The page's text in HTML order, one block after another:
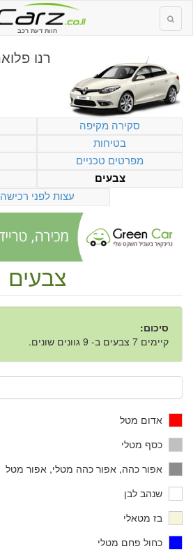
חוות דעת רכב
סקירה מקיפה
בטיחות
מפרטים טכניים
צבעים
עצות לפני רכישה
צבעים
סיכום:
קיימים 7 צבעים ב- 9 גוונים שונים.
אדום מטל
כסף מטלי
אפור כהה, אפור כהה מטלי, אפור מטל
שנהב לבן
בז מטאלי
כחול פחם מטלי